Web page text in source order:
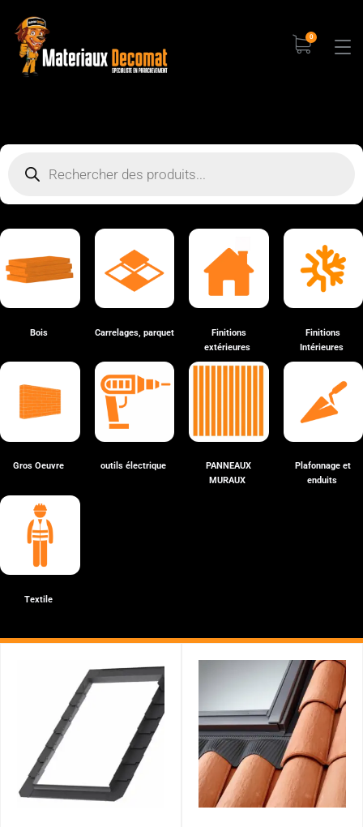
0
Bois Carrelages, parquet
Finitions
extérieures
Finitions
Intérieures
Gros Oeuvre outils électrique
PANNEAUX
MURAUX
Plafonnage et
enduits
Textile